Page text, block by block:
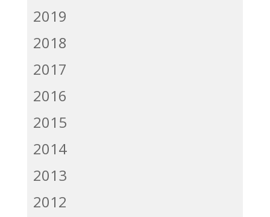
2019
2018
2017
2016
2015
2014
2013
2012